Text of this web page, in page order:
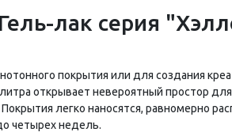
лак серия
покрытия или для создания
открывает невероятный простор для
легко наносятся, равномерно
четырех недель.